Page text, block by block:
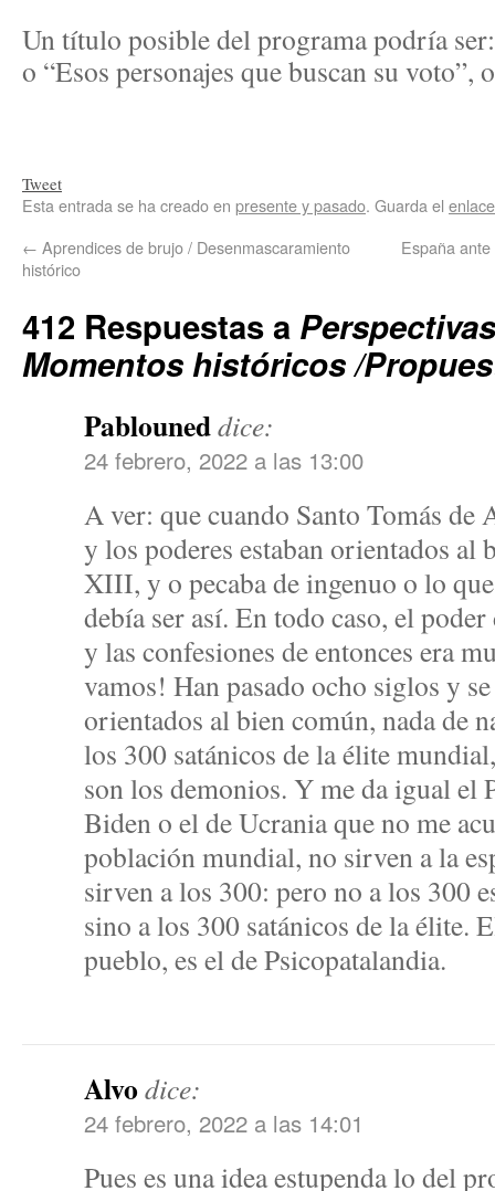
Un título posible del programa podría
o “Esos personajes que buscan su voto”,
Tweet
Esta entrada se ha creado en presente y pasado. Guarda el
← Aprendices de brujo / Desenmascaramiento
histórico
España
412 Respuestas a
Momentos históricos /
Pablouneddice:
24 febrero, 2022 a las 13:00
A ver: que cuando Santo Tomás de
y los poderes estaban orientados al
XIII, y o pecaba de ingenuo o lo
debía ser así. En todo caso, el
y las confesiones de entonces era
vamos! Han pasado ocho siglos y
orientados al bien común, nada de
los 300 satánicos de la élite
son los demonios. Y me da igual el
Biden o el de Ucrania que no me
población mundial, no sirven a la
sirven a los 300: pero no a los 300
sino a los 300 satánicos de la élite.
pueblo, es el de Psicopatalandia.
Alvodice:
24 febrero, 2022 a las 14:01
Pues es una idea estupenda lo del